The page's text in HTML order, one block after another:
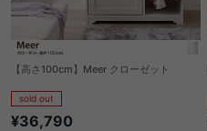
【高さ100cm】Meer クローゼット
sold out
¥36,790